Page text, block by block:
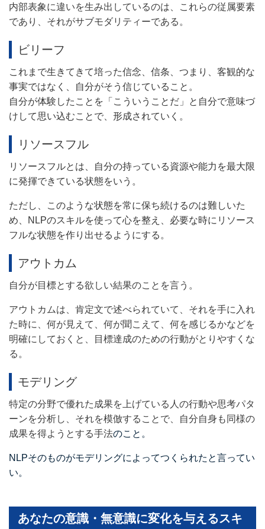
内部表象に違いを生み出しているのは、これらの従属要素
であり、それがサブモダリティーである。
ビリーフ
これまで生きてきて培った信念、信条、 つまり、客観的な
事実ではなく、自分がそう信じていること。
自分が体験したことを「こういうことだ」と 自分で意味づ
けして思い込むことで、形成されていく。
リソースフル
リソースフルとは、自分の持っている資源や能力を最大限
に発揮できている状態をいう。
ただし、このような状態を常に保ち続けるのは難しいた
め、NLPのスキルを使って心を整え、必要な時にリソース
フルな状態を作り出せるようにする。
アウトカム
自分が目標とする欲しい結果のことを言う。
アウトカムは、肯定文で述べられていて、それを手に入れ
た時に、何が見えて、何が聞こえて、何を感じるかなどを
明確にしておくと、目標達成のための行動がとりやすくな
る。
モデリング
特定の分野で優れた成果を上げている人の行動や思考パタ
ーンを分析し、それを模倣することで、自分自身も同様の
成果を得ようとする手法のこと。
NLPそのものがモデリングによってつくられたと言ってい
い。
あなたの意識・無意識に変化を与えるスキ